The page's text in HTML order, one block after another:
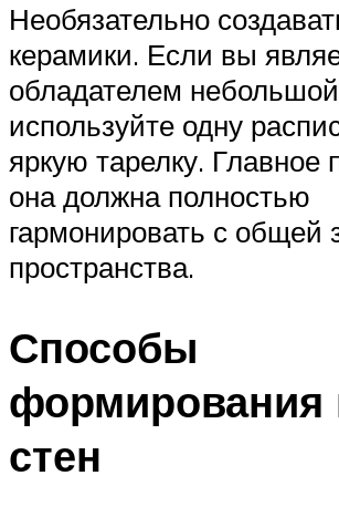
Необязательно
керамики. Если вы
обладателем
используйте одну
яркую тарелку. Главное
она должна полностью
гармонировать с общей
пространства.
Способы
формирования
стен